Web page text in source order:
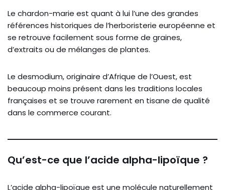
Le chardon-marie est quant à lui l’une des grandes
références historiques de l’herboristerie européenne et
se retrouve facilement sous forme de graines,
d’extraits ou de mélanges de plantes.
Le desmodium, originaire d’Afrique de l’Ouest, est
beaucoup moins présent dans les traditions locales
françaises et se trouve rarement en tisane de qualité
dans le commerce courant.
Qu’est-ce que l’acide alpha-lipoïque ?
L’acide alpha-lipoïque est une molécule naturellement